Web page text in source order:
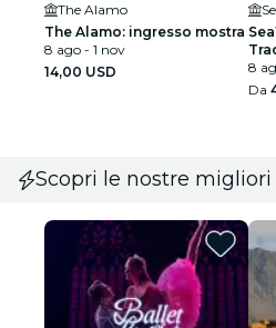
The Alamo
The Alamo: ingresso mostra
8 ago - 1 nov
14,00 USD
8
Da
Scopri le nostre